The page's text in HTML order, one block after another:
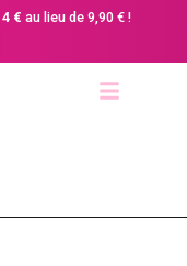
4 € au lieu de 9,90 € !